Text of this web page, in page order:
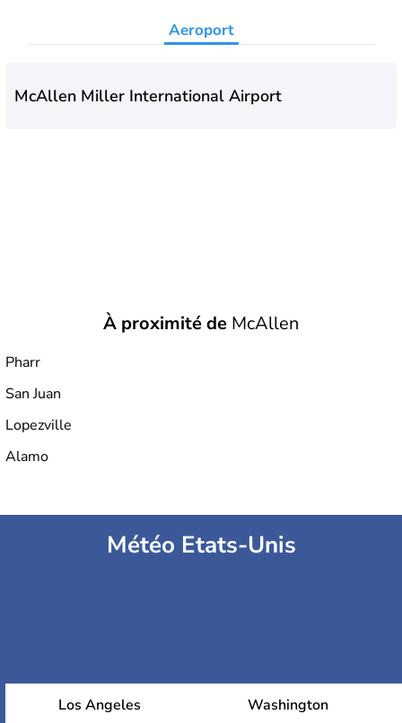
Aeroport
McAllen Miller International Airport
À proximité de McAllen
Pharr
San Juan
Lopezville
Alamo
Météo Etats-Unis
Los Angeles Washington